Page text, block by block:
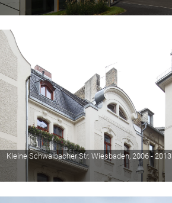
Kleine Schwalbacher Str. Wiesbaden, 2006 - 2013